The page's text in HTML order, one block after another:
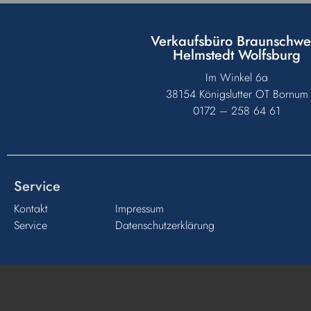
Verkaufsbüro
Helmstedt Wolfsburg
Im Winkel 6a
38154 Königslutter OT Bornum
0172 – 258 64 61
Service
Kontakt
Service
Impressum
Datenschutzerklärung